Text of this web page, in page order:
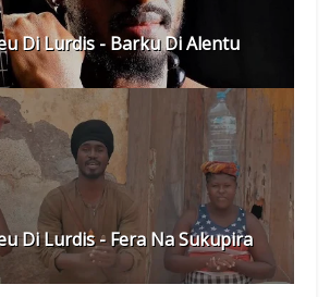
Di Lurdis - Barku Di Alentu
Di Lurdis - Fera Na Sukupira